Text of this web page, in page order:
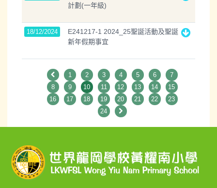
計劃(一年級)
18/12/2024
E241217-1 2024_25聖誕活動及聖誕
新年假期事宜
1 2 3 4 5 6
7
8
9 10 11 12 13 14
15
16
17 18 19 20 21 22
23
24